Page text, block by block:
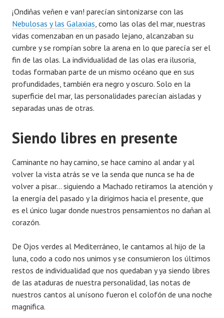
¡Ondiñas veñen e van! parecían sintonizarse con las
Nebulosas y las Galaxias, como las olas del mar, nuestras
vidas comenzaban en un pasado lejano, alcanzaban su
cumbre y se rompían sobre la arena en lo que parecía ser el
fin de las olas. La individualidad de las olas era ilusoria,
todas formaban parte de un mismo océano que en sus
profundidades, también era negro y oscuro. Solo en la
superficie del mar, las personalidades parecían aisladas y
separadas unas de otras.
Siendo libres en presente
Caminante no hay camino, se hace camino al andar y al
volver la vista atrás se ve la senda que nunca se ha de
volver a pisar… siguiendo a Machado retiramos la atención y
la energía del pasado y la dirigimos hacia el presente, que
es el único lugar donde nuestros pensamientos no dañan al
corazón.
De Ojos verdes al Mediterráneo, le cantamos al hijo de la
luna, codo a codo nos unimos y se consumieron los últimos
restos de individualidad que nos quedaban y ya siendo libres
de las ataduras de nuestra personalidad, las notas de
nuestros cantos al unísono fueron el colofón de una noche
magnifica.